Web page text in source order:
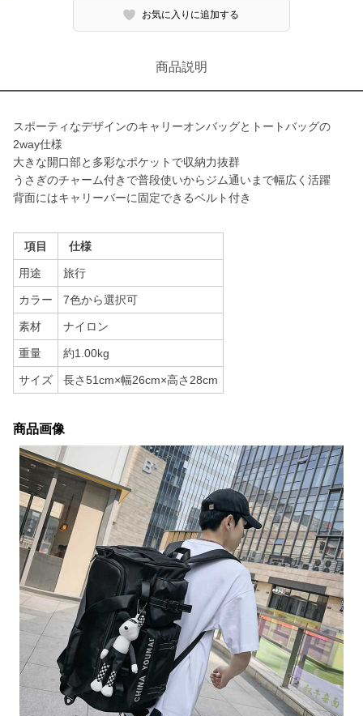
お気に入りに追加する
商品説明
スポーティなデザインのキャリーオンバッグとトートバッグの
2way仕様
大きな開口部と多彩なポケットで収納力抜群
うさぎのチャーム付きで普段使いからジム通いまで幅広く活躍
背面にはキャリーバーに固定できるベルト付き
項目 仕様
用途 旅行
カラー 7色から選択可
素材 ナイロン
重量 約1.00kg
サイズ 長さ51cm×幅26cm×高さ28cm
商品画像